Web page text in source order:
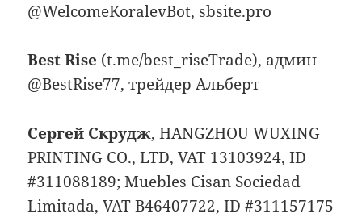
@WelcomeKoralevBot, sbsite.pro
Best Rise (t.me/best_riseTrade), админ
@BestRise77, трейдер Альберт
Сергей Скрудж, HANGZHOU WUXING
PRINTING CO., LTD, VAT 13103924, ID
#311088189; Muebles Cisan Sociedad
Limitada, VAT B46407722, ID #311157175